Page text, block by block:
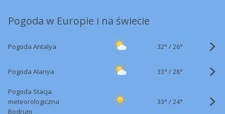
Pogoda w Europie i na świecie
Pogoda Antalya 32° /26°
Pogoda Alanya 33° /28°
Pogoda Stacja
meteorologiczna
Bodrum
33° /24°